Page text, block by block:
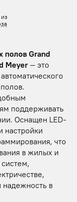
полов Grand
Meyer— это
поддерживать
Оснащен LED-
настройки
что
в жилых и
надежность в